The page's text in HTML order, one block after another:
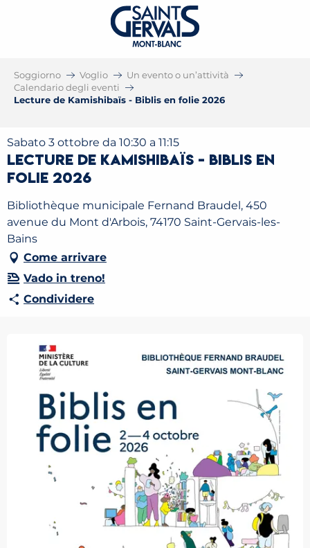
Soggiorno Voglio
Un evento o un’attività
Calendario degli eventi
Lecture de Kamishibaïs - Biblis en folie 2026
Sabato 3 ottobre da 10:30 a 11:15
Lecture de Kamishibaïs - Biblis en
folie 2026
Bibliothèque municipale Fernand Braudel, 450
avenue du Mont d'Arbois, 74170 Saint-Gervais-les-
Bains
Come arrivare
Vado in treno!
Condividere